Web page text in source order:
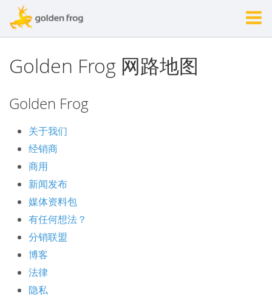
Golden Frog 网路地图
Golden Frog
关于我们
经销商
商用
新闻发布
媒体资料包
有任何想法？
分销联盟
博客
法律
隐私